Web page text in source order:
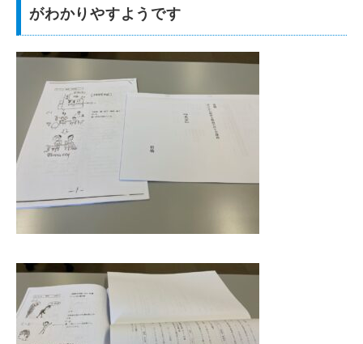
がわかりやすようです